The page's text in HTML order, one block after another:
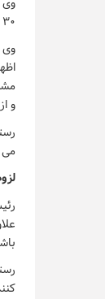
۳۰ درصدی در اختیار شهروندان قرار خواهد گرفت.
وی
و